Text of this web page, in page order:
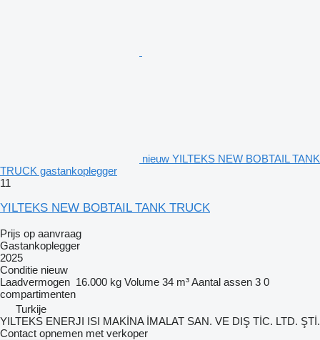
nieuw YILTEKS NEW BOBTAIL TANK
TRUCK gastankoplegger
11
YILTEKS NEW BOBTAIL TANK TRUCK
Prijs op aanvraag
Gastankoplegger
2025
Conditie nieuw
Laadvermogen 16.000 kg Volume 34 m³Aantal assen 3 0
compartimenten
Turkije
YILTEKS ENERJI ISI MAKİNA İMALAT SAN. VE DIŞ TİC. LTD. ŞTİ.
Contact opnemen met verkoper